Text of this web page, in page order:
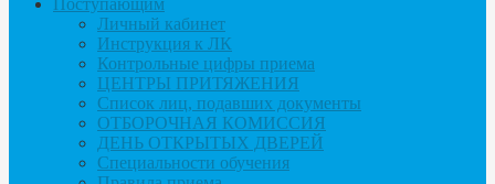
Личный кабинет
Инструкция к ЛК
Контрольные цифры приема
ЦЕНТРЫ ПРИТЯЖЕНИЯ
Список лиц, подавших документы
ОТБОРОЧНАЯ КОМИССИЯ
ДЕНЬ ОТКРЫТЫХ ДВЕРЕЙ
Специальности обучения